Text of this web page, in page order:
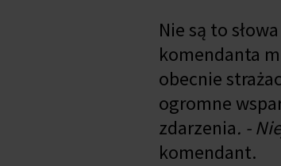
Nie są to
komendanta
obecnie
ogromne
zdarzenia. -
komendant.